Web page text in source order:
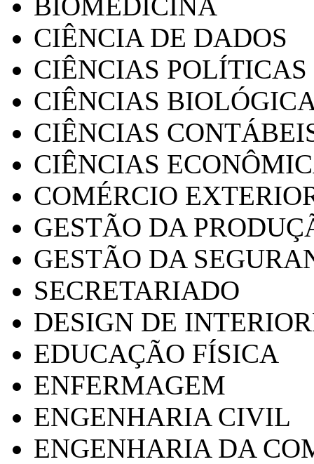
CIÊNCIA DE DADOS
CIÊNCIAS POLÍTICAS
CIÊNCIAS
CIÊNCIAS
CIÊNCIAS
COMÉRCIO
GESTÃO DA
GESTÃO DA
SECRETARIADO
DESIGN DE
EDUCAÇÃO FÍSICA
ENFERMAGEM
ENGENHARIA CIVIL
ENGENHARIA DA